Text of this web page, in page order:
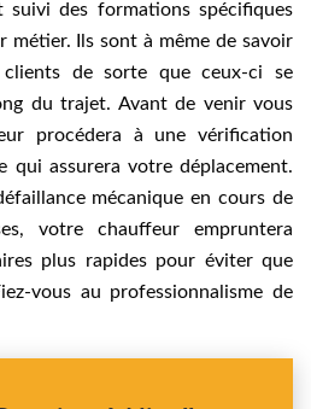
suivi des formations spécifiques
métier. Ils sont à même de savoir
de sorte que ceux-ci se
du trajet. Avant de venir vous
procédera à une vérification
qui assurera votre déplacement.
mécanique en cours de
votre chauffeur empruntera
plus rapides pour éviter que
vous au professionnalisme de